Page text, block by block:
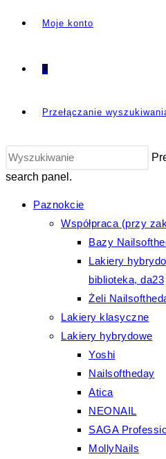
Moje konto
0
Przełączanie
search panel.
Paznokcie
Współpraca (przy
Bazy
Lakiery
biblioteka, da23
Żeli
Lakiery klasyczne
Lakiery hybrydowe
Yoshi
Nailsoftheday
Atica
NEONAIL
SAGA
MollyNails